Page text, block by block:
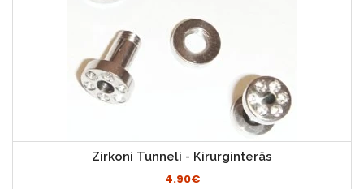
Zirkoni Tunneli - Kirurginteräs
4.90€